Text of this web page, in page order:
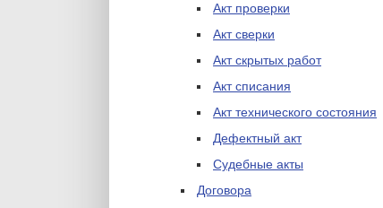
Акт проверки
Акт сверки
Акт скрытых работ
Акт списания
Акт технического состояния
Дефектный акт
Судебные акты
Договора